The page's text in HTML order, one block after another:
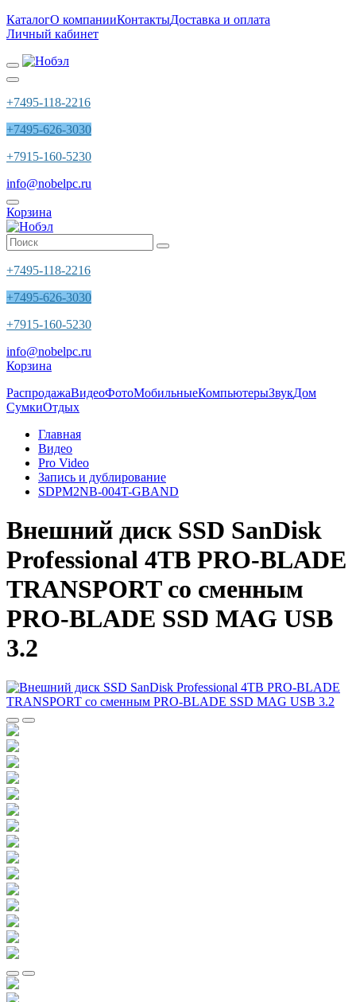
КаталогО компанииКонтактыДоставка и оплата
Личный кабинет
+7495-118-2216
+7495-626-3030
+7915-160-5230
info@nobelpc.ru
Корзина
+7495-118-2216
+7495-626-3030
+7915-160-5230
info@nobelpc.ru
Корзина
РаспродажаВидеоФотоМобильныеКомпьютерыЗвукДом
СумкиОтдых
Главная
Видео
Pro Video
Запись и дублирование
SDPM2NB-004T-GBAND
Внешний диск SSD SanDisk
Professional 4TB PRO-BLADE
TRANSPORT со сменным
PRO-BLADE SSD MAG USB
3.2